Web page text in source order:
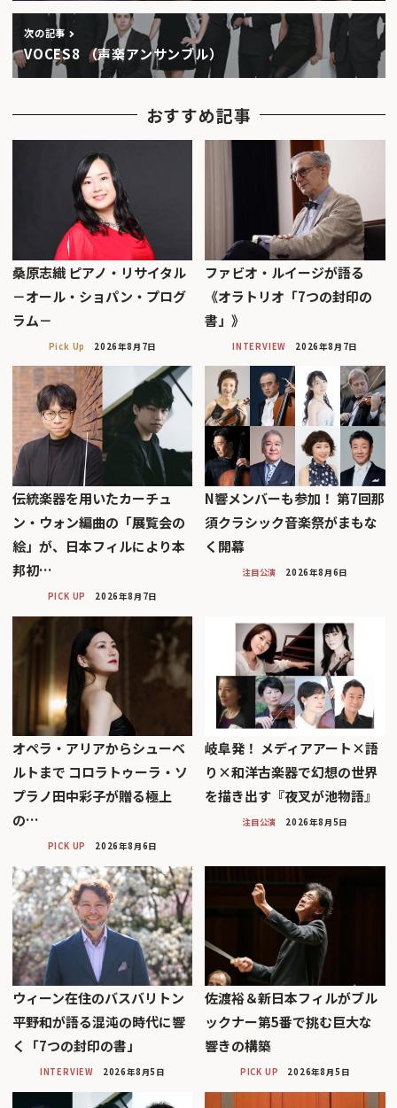
次の記事
VOCES8 （声楽アンサンブル）
おすすめ記事
桑原志織 ピアノ・リサイタル
－オール・ショパン・プログ
ラム－
Pick Up 2026年8月7日
ファビオ・ルイージが語る
《オラトリオ「7つの封印の
書」》
INTERVIEW 2026年8月7日
伝統楽器を用いたカーチュ
ン・ウォン編曲の「展覧会の
絵」が、日本フィルにより本
邦初…
PICK UP 2026年8月7日
N響メンバーも参加！ 第7回那
須クラシック音楽祭がまもな
く開幕
注目公演 2026年8月6日
オペラ・アリアからシューベ
ルトまで コロラトゥーラ・ソ
プラノ田中彩子が贈る極上
の…
PICK UP 2026年8月6日
岐阜発！ メディアアート×語
り×和洋古楽器で幻想の世界
を描き出す『夜叉が池物語』
注目公演 2026年8月5日
ウィーン在住のバスバリトン
平野和が語る混沌の時代に響
く「7つの封印の書」
INTERVIEW 2026年8月5日
佐渡裕＆新日本フィルがブル
ックナー第5番で挑む巨大な
響きの構築
PICK UP 2026年8月5日